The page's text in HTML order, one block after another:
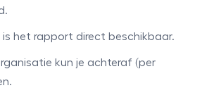
is het rapport direct beschikbaar.
kun je achteraf (per